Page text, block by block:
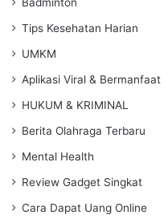
Tips Kesehatan Harian
UMKM
Aplikasi Viral & Bermanfaat
HUKUM & KRIMINAL
Berita Olahraga Terbaru
Mental Health
Review Gadget Singkat
Cara Dapat Uang Online